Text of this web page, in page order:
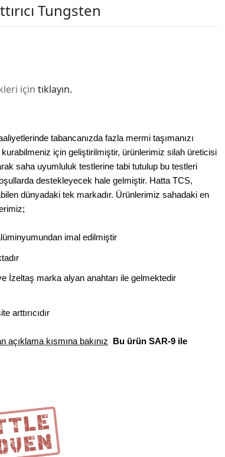
Tungsten
için tıklayın.
tabancanızda fazla mermi taşımanızı
için geliştirilmiştir, ürünlerimiz silah üreticisi
saha uyumluluk testlerine tabi tutulup bu testleri
destekleyecek hale gelmiştir. Hatta TCS,
dünyadaki tek markadır. Ürünlerimiz sahadaki en
imal edilmiştir
İzeltaş marka alyan anahtarı ile gelmektedir
arttırıcıdır
kısmına bakınız Bu ürün SAR-9 ile